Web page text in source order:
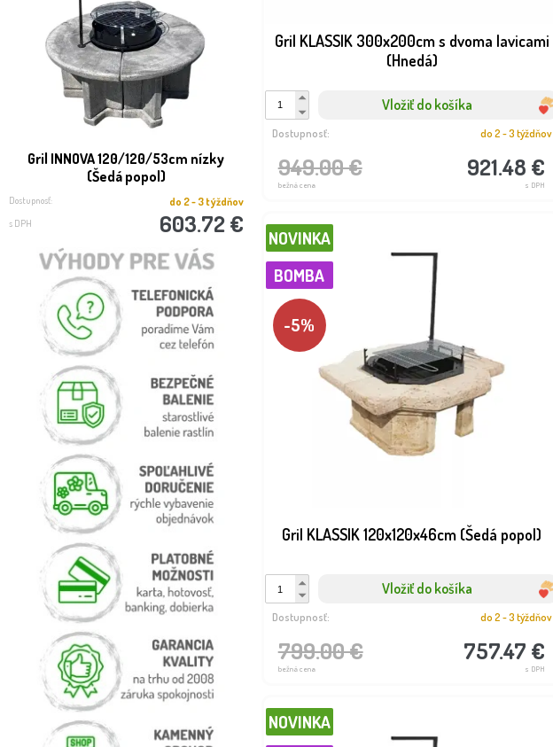
Gril INNOVA 120/120/53cm nízky
(Šedá popol)
Dostupnosť: do 2 - 3 týždňov
s DPH 603.72 €
Gril INNOVA 120/120/53cm vysoký set
(Lávova)
s DPH
Gril KLASSIK 300x200cm s dvoma lavicami
(Hnedá)
Vložiť do košíka
949.00 €
bežná cena
921.48 €
s DPH
Dostupnosť: do 2 - 3 týždňov
Gril KLASSIK 120x120x46cm (Šedá popol)
NOVINKA
BOMBA
-5%
Vložiť do košíka
799.00 €
bežná cena
757.47 €
s DPH
Dostupnosť: do 2 - 3 týždňov
NOVINKA